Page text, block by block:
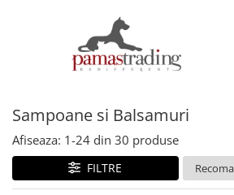
Taste of the Wild
BonaCibo
Nature's Protection
Superior Care
Araton
Nature's Protection
Taste of the Wild
Cat Food
Sampoane si Balsamuri
Afiseaza: 1-24 din 30 produse
FILTRE